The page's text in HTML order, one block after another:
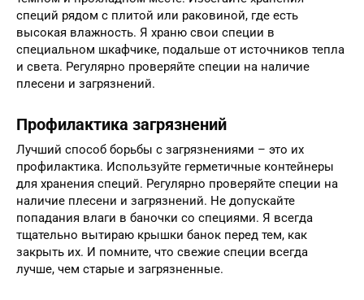
специй рядом с плитой или раковиной, где есть
высокая влажность. Я храню свои специи в
специальном шкафчике, подальше от источников тепла
и света. Регулярно проверяйте специи на наличие
плесени и загрязнений.
Профилактика загрязнений
Лучший способ борьбы с загрязнениями – это их
профилактика. Используйте герметичные контейнеры
для хранения специй. Регулярно проверяйте специи на
наличие плесени и загрязнений. Не допускайте
попадания влаги в баночки со специями. Я всегда
тщательно вытираю крышки банок перед тем, как
закрыть их. И помните, что свежие специи всегда
лучше, чем старые и загрязненные.